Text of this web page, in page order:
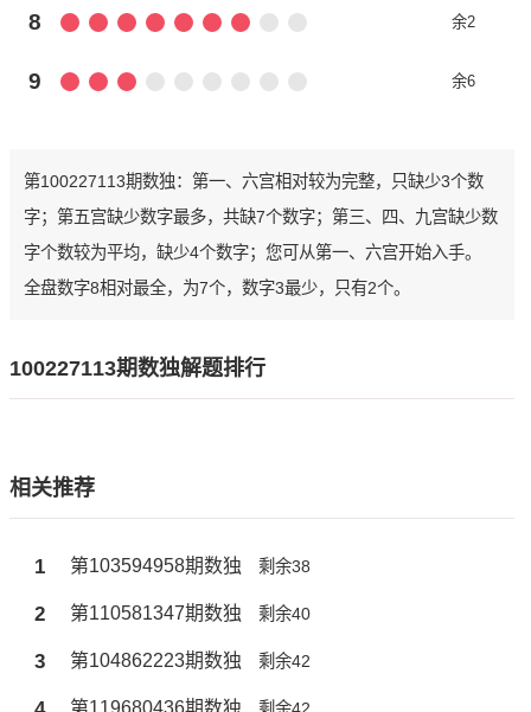
8 余2
9 余6
第100227113期数独：第一、六宫相对较为完整，只缺少3个数
字；第五宫缺少数字最多，共缺7个数字；第三、四、九宫缺少数
字个数较为平均，缺少4个数字；您可从第一、六宫开始入手。
全盘数字8相对最全，为7个，数字3最少，只有2个。
100227113期数独解题排行
相关推荐
1 第103594958期数独 剩余38
2 第110581347期数独 剩余40
3 第104862223期数独 剩余42
第119680436期数独